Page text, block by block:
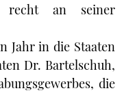
recht an seiner
Jahr in die Staaten
Dr. Bartelschuh,
die